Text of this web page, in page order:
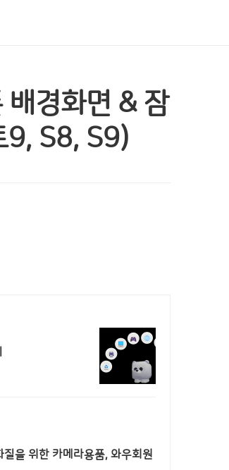
배경화면 & 잠
9, S8, S9)
을 위한 카메라용품, 와우회원